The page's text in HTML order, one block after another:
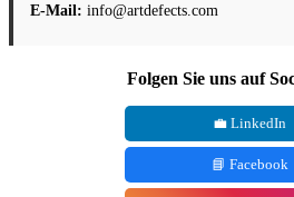
E-Mail: info@artdefects.com
Folgen Sie uns auf
💼 LinkedIn
📘 Facebook